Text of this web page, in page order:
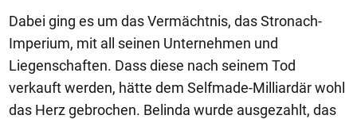
Dabei ging es um das Vermächtnis, das Stronach-
Imperium, mit all seinen Unternehmen und
Liegenschaften. Dass diese nach seinem Tod
verkauft werden, hätte dem Selfmade-Milliardär wohl
das Herz gebrochen. Belinda wurde ausgezahlt, das